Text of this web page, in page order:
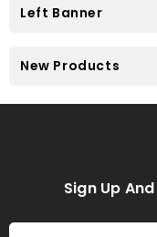
Left Banner
New Products
Sign Up